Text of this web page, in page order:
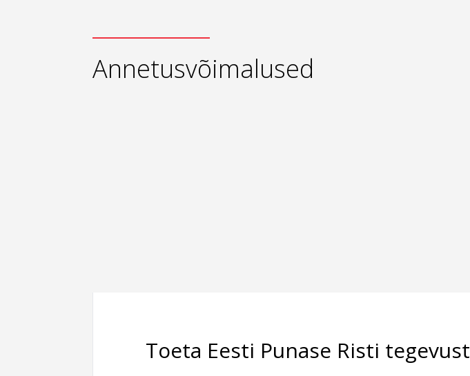
Annetusvõimalused
Toeta Eesti Punase Risti tegevust